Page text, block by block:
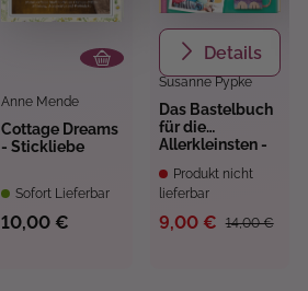
Anne Mende
Cottage Dreams
- Stickliebe
Sofort Lieferbar
10,00 €
Susanne Pypke
Das Bastelbuch
für die
Allerkleinsten -
Produkt nicht
lieferbar
14,00 €
9,00 €
Details